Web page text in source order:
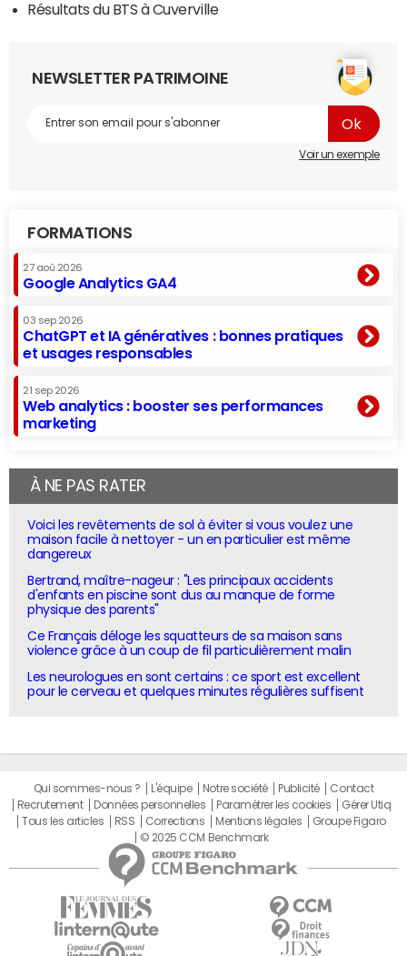
Résultats du BTS à Cuverville
NEWSLETTER PATRIMOINE
Voir un exemple
FORMATIONS
27 aoû 2026
Google Analytics GA4
03 sep 2026
ChatGPT et IA génératives : bonnes pratiques
et usages responsables
21 sep 2026
Web analytics : booster ses performances
marketing
À NE PAS RATER
Voici les revêtements de sol à éviter si vous voulez une
maison facile à nettoyer - un en particulier est même
dangereux
Bertrand, maître-nageur : "Les principaux accidents
d'enfants en piscine sont dus au manque de forme
physique des parents"
Ce Français déloge les squatteurs de sa maison sans
violence grâce à un coup de fil particulièrement malin
Les neurologues en sont certains : ce sport est excellent
pour le cerveau et quelques minutes régulières suffisent
Qui sommes-nous ? L'équipe Notre société Publicité
Contact
Recrutement
Données personnelles Paramétrer les cookies
Gérer Utiq
Tous les articles
RSS Corrections Mentions légales
Groupe Figaro
© 2025 CCM Benchmark